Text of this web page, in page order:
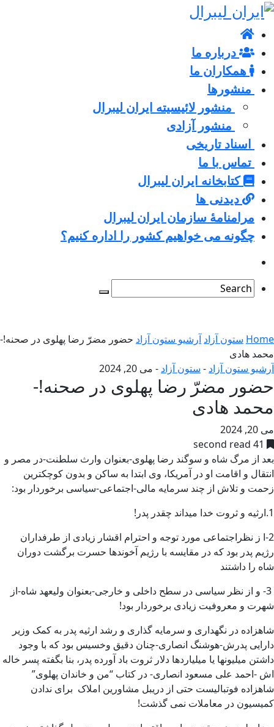
درباره ما
همکاران ما
منشورها
منشور لائیسیته ایران لیبرال
منشور آزادی
اسناد تاریخی
تماس با ما
کتابخانه ایران لیبرال
دیدنی ها
مرامنامۀ سازمان ایران لیبرال
چگونه می خواهیم کشور را اداره کنیم؟
Home ستون آزاد آرشیو ستون آزاد حضور مضرّ رضا پهلوی در صحنه!-
محمد هادی
آرشیو ستون آزاد - ستون آزاد - می 20, 2024
حضور مضرّ رضا پهلوی در صحنه!-
محمد هادی
می 20, 2024
41 second read
بعد از مرگ شاه و سوگند رضا پهلوی-بعنوان وارث سلطنت-در مصر و
انتقال و اقامت او در آمریکا، وی ابتدا به ساکن و بدون کوچکترین
زحمت و تلاش از چند سرمایه مالی-اجتماعی-سیاسی برخوردار بود:
1.ارثیه و ثروت خدا میداند چقدر پدر!
2-ا ز نظراجتماعی مورد توجه و احترام اقشار زیادی از طرفداران
رژیم پدر بود که در مقایسه با رژیم آخوندها حسرت برگشت دوران
شاه را داشتند
3- و از نظر سیاسی در سطح داخلی و خارجی-بعنوان ولیعهد شاه-از
شهرت و معروفیت زیادی برخوردار بود!
شاهزاده در نگهداری و سرمایه گذاری و رشد ارثیه پدر به کمک وزیر
دارایی پدرش-هوشنگ انصاری-چنان دقیق وخسیس بود که با وجود
داشتن میلیونها یا میلیاردها دلار ثروت باد آورده پدر، بنا بگفته پسر خاله
اش -احمد علی مسعود انصاری- در کتاب “من و خاندان پهلوی”
شاهزاده فوتبالیست حتی از دریبل مشاورین املاک برای ندادن
کمیسیون در معاملات نمی گذشت!